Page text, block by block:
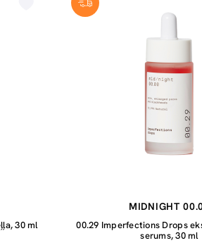
30 ml
MIDNIGHT
00.29 Imperfections Drops
serums, 30 ml